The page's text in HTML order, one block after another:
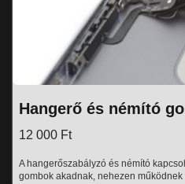
Hangerő és némító
12 000 Ft
A hangerőszabályzó és némító
gombok akadnak, nehezen